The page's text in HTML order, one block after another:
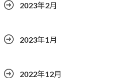
2023年2月
2023年1月
2022年12月